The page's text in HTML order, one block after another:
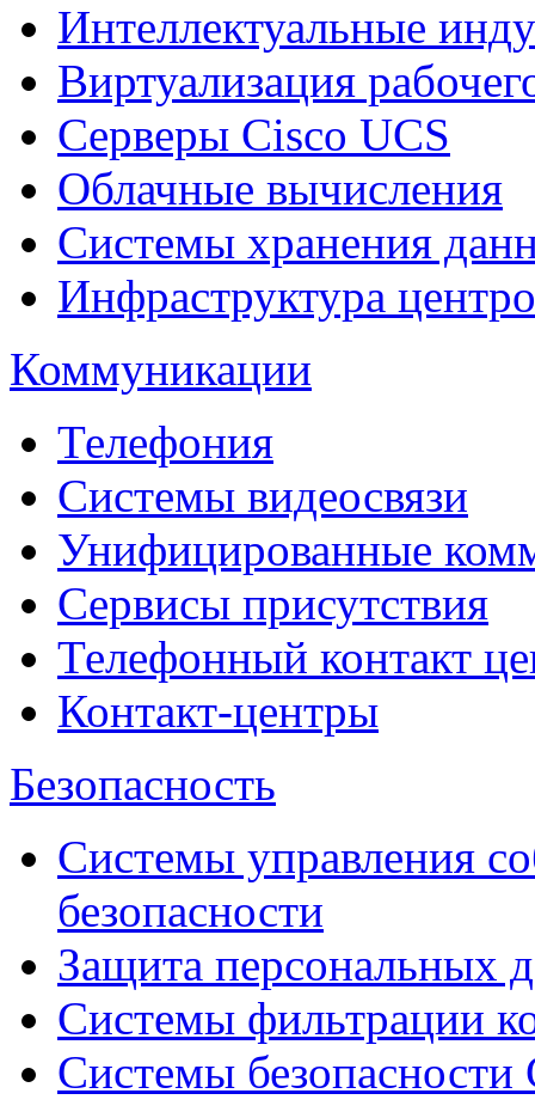
Интеллектуальные
Виртуализация
Cерверы Cisco UCS
Облачные вычисления
Системы хранения
Инфраструктура
Коммуникации
Телефония
Системы видеосвязи
Унифицированные
Сервисы присутствия
Телефонный контакт
Контакт-центры
Безопасность
Системы управления
безопасности
Защита персональных
Системы фильтрации
Системы безопасности